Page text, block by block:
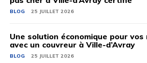
BLOG 25 JUILLET 2026
Une solution économique pour
avec un couvreur à Ville-d’Avray
BLOG 25 JUILLET 2026